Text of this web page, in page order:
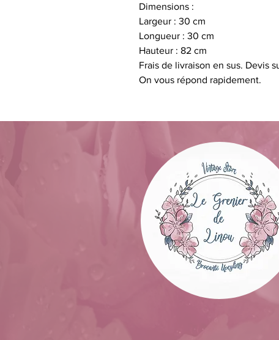
Dimensions :
Largeur : 30 cm
Longueur : 30 cm
Hauteur : 82 cm
Frais de livraison en sus. Devis
On vous répond rapidement.